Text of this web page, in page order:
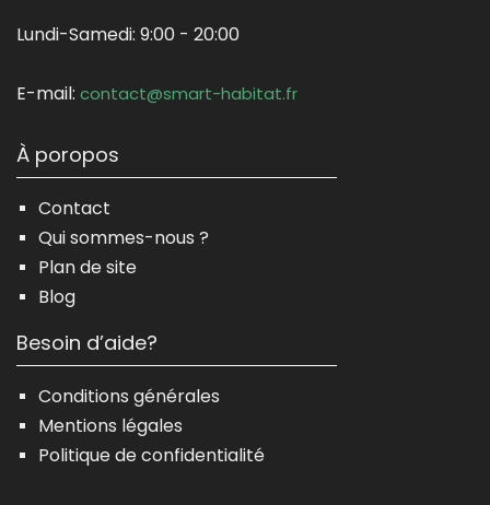
Lundi-Samedi: 9:00 - 20:00
E-mail: contact@smart-habitat.fr
À poropos
Contact
Qui sommes-nous ?
Plan de site
Blog
Besoin d’aide?
Conditions générales
Mentions légales
Politique de confidentialité